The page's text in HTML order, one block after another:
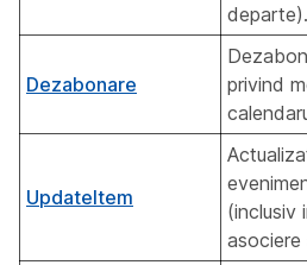
departe).
Dezabonare
privind
UpdateItem
(inclusiv
asociere